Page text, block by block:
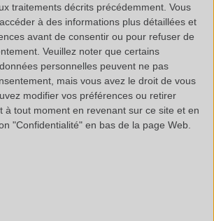
traitements décrits précédemment. Vous
à des informations plus détaillées et
avant de consentir ou pour refuser de
Veuillez noter que certains
personnelles peuvent ne pas
mais vous avez le droit de vous
modifier vos préférences ou retirer
à tout moment en revenant sur ce site et en
"Confidentialité" en bas de la page Web.
“tracer” pyrolytic fragments and the
those obtained with known matrices
identification of the polymeric matrix
analysis = Nature of the trapped